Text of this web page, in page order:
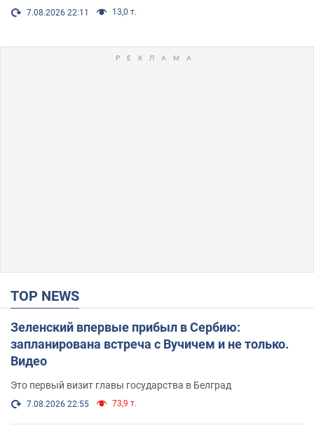
7.08.2026 22:11 13,0 т.
TOP NEWS
Зеленский впервые прибыл в Сербию:
запланирована встреча с Вучичем и не только.
Видео
Это первый визит главы государства в Белград
7.08.2026 22:55 73,9 т.